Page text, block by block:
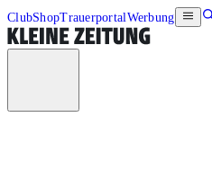
ClubShopTrauerportalWerbung